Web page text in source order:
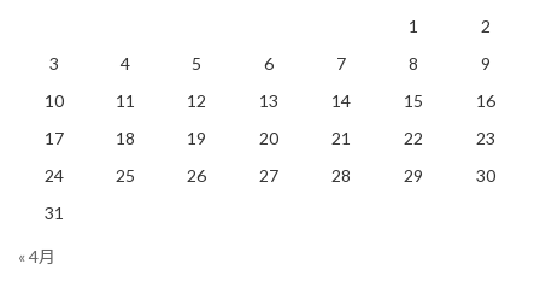
1
2
3
4 5 6 7 8
9
10
11 12 13 14 15
16
17
18 19 20 21 22
23
24
25 26 27 28 29
30
31
« 4月